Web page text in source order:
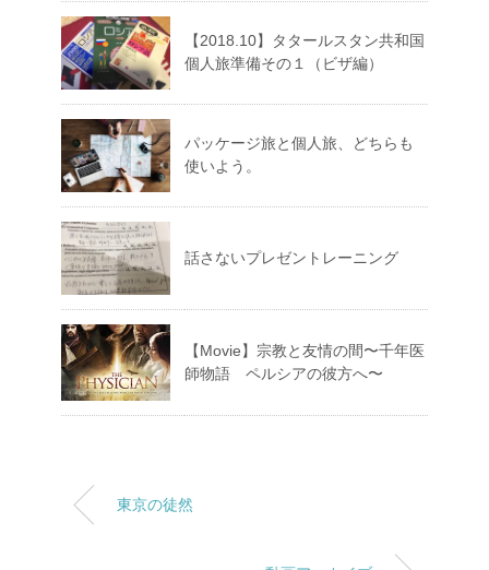
【2018.10】タタールスタン共和国
個人旅準備その１（ビザ編）
パッケージ旅と個人旅、どちらも
使いよう。
話さないプレゼントレーニング
【Movie】宗教と友情の間〜千年医
師物語 ペルシアの彼方へ〜
東京の徒然